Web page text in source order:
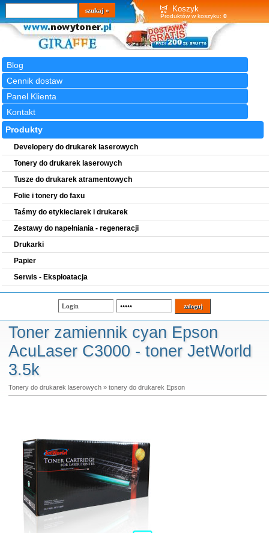
Koszyk
Produktów w koszyku: 0
Blog
Cennik dostaw
Panel Klienta
Kontakt
Wyszukiwarka
szukaj
Produkty
Developery do drukarek laserowych
Tonery do drukarek laserowych
Tusze do drukarek atramentowych
Folie i tonery do faxu
Taśmy do etykieciarek i drukarek
Zestawy do napełniania - regeneracji
Drukarki
Papier
Serwis - Eksploatacja
Toner zamiennik cyan Epson
AcuLaser C3000 - toner JetWorld
3.5k
Tonery do drukarek laserowych» tonery do drukarek Epson